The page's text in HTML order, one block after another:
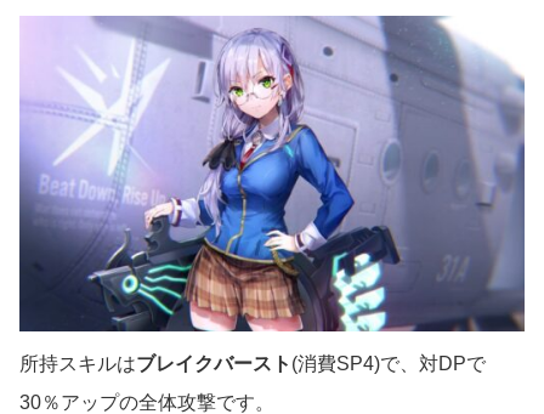
所持スキルはブレイクバースト (消費SP4)で、対DPで
30％アップの全体攻撃です。